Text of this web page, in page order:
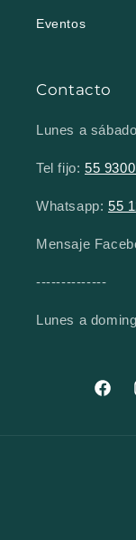
Eventos
Contacto
Lunes a
Tel fijo: 55
Whatsapp: 55
Mensaje
--------------
Lunes a